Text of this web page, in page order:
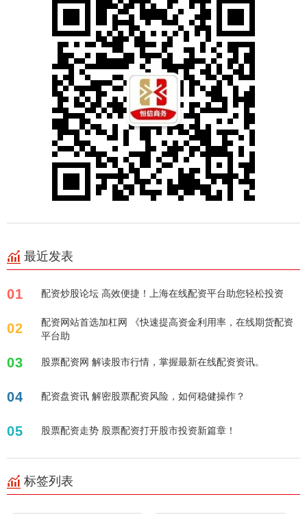
最近发表
01 配资炒股论坛 高效便捷！上海在线配资平台助您轻松投资
02
配资网站首选加杠网 《快速提高资金利用率，在线期货配资
平台助
03 股票配资网 解读股市行情，掌握最新在线配资资讯。
04 配资盘资讯 解密股票配资风险，如何稳健操作？
05 股票配资走势 股票配资打开股市投资新篇章！
标签列表